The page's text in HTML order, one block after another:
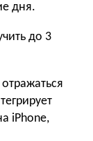
дня.
до 3
iPhone,